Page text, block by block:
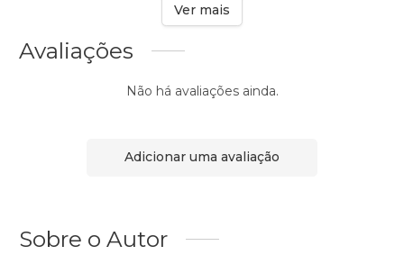
Ver mais
Avaliações
Não há avaliações ainda.
Adicionar uma avaliação
Sobre o Autor